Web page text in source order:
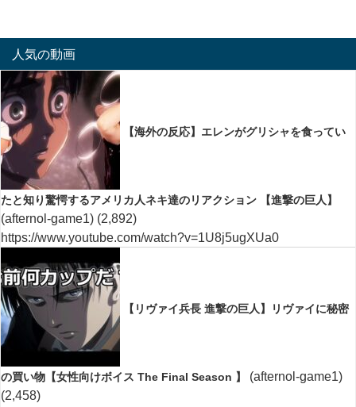
人気の動画
【海外の反応】エレンがグリシャを食ってい
たと知り驚愕するアメリカ人ネキ達のリアクション 【進撃の巨人】
(afternol-game1) (2,892)
https://www.youtube.com/watch?v=1U8j5ugXUa0
【リヴァイ兵長 進撃の巨人】リヴァイに秘密
の買い物【女性向けボイス The Final Season 】
(afternol-game1)
(2,458)